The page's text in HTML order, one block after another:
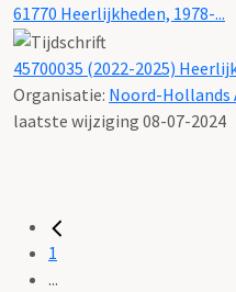
61770 Heerlijkheden, 1978-...
45700035 (2022-2025)
Organisatie: Noord-Hollands
laatste wijziging 08-07-2024
1
...